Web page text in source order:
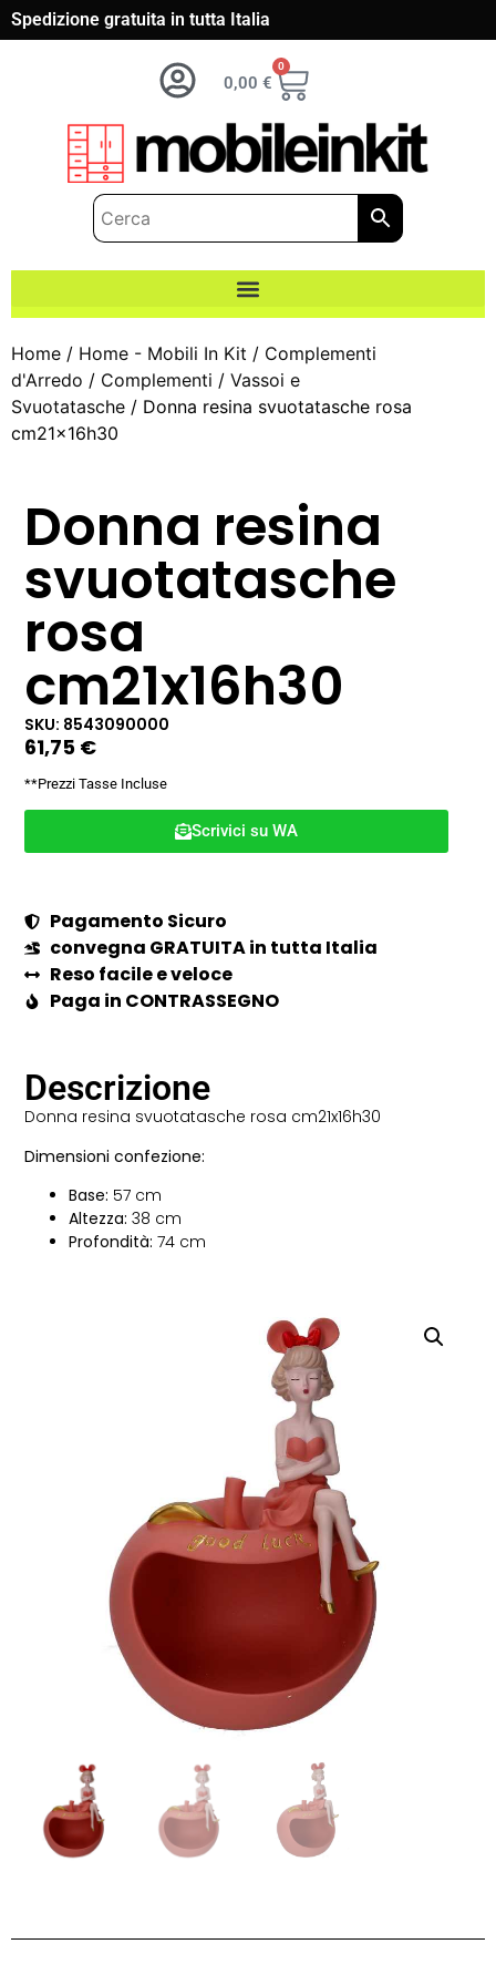
Spedizione gratuita in tutta Italia
0,00 €
0
Home / Home - Mobili In Kit / Complementi
d'Arredo / Complementi / Vassoi e
Svuotatasche / Donna resina svuotatasche rosa
cm21x16h30
Donna resina
svuotatasche
rosa
cm21x16h30
SKU: 8543090000
61,75 €
**Prezzi Tasse Incluse
Scrivici su WA
Pagamento Sicuro
convegna GRATUITA in tutta Italia
Reso facile e veloce
Paga in CONTRASSEGNO
Descrizione
Donna resina svuotatasche rosa cm21x16h30
Dimensioni confezione:
Base: 57 cm
Altezza: 38 cm
Profondità: 74 cm